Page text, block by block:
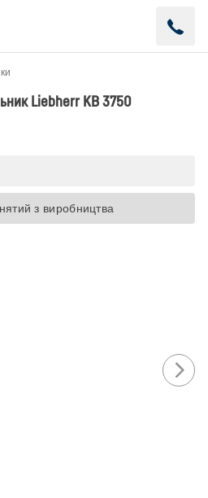
Liebherr KB 3750
з виробництва